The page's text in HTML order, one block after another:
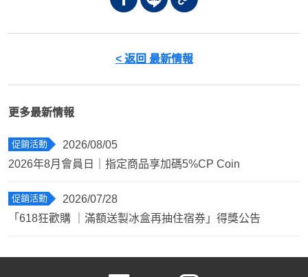
< 返回 最新情報
更多最新情報
促銷活動
2026/08/05
2026年8月會員日｜指定商品享加碼5%CP Coin
促銷活動
2026/07/28
「618狂歡購 ｜滿額送製冰盒再抽住宿券」得獎公告